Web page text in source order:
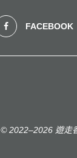
FACEBOOK
© 2022–2026 遊走